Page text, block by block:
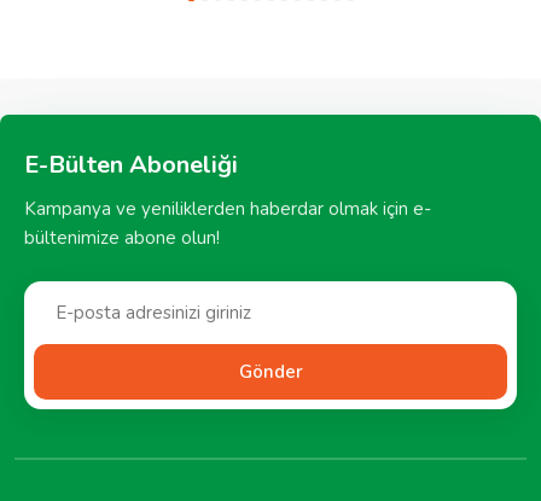
E-Bülten Aboneliği
Kampanya ve yeniliklerden haberdar olmak için e-
bültenimize abone olun!
Gönder